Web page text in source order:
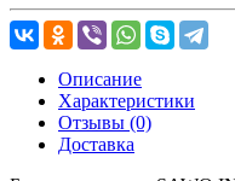
Описание
Характеристики
Отзывы (0)
Доставка